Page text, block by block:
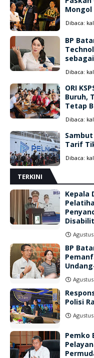
Mongol
Dibaca:
BP
Dibaca:
ORI
Buruh,
Tetap
Dibaca:
Tarif
Dibaca:
TERKINI
Kepala
BP
Polisi
Pemko